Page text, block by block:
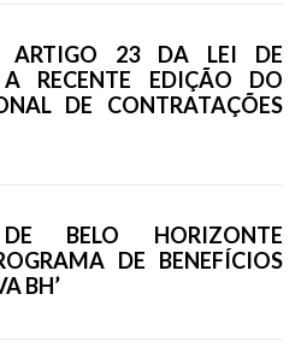
ARTIGO 23 DA LEI DE
RECENTE EDIÇÃO DO
DE CONTRATAÇÕES
DE BELO HORIZONTE
DE BENEFÍCIOS
BH’